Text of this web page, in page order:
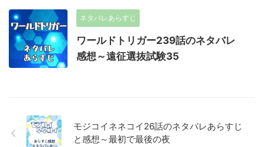
ネタバレあらすじ
ワールドトリガー239話のネタバレ
感想～遠征選抜試験35
モジコイネネコイ26話のネタバレあらすじ
と感想～最初で最後の夜